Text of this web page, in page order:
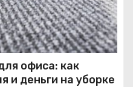
офиса: как
и деньги на уборке